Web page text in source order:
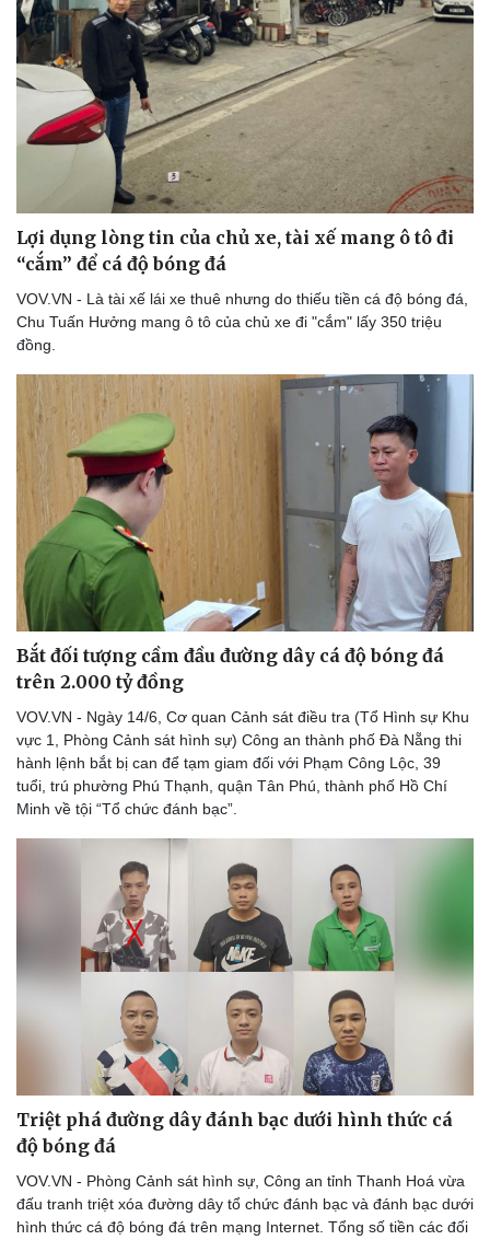
Doanh nghiệp
Thông tin doanh nghiệp
Doanh nghiệp 24h
Vì cộng đồng
Công nghệ
Sành điệu
Tin Công nghệ
Trải nghiệm
Chuyển đổi số
Lợi dụng lòng tin của chủ xe, tài xế mang ô tô đi
“cắm” để cá độ bóng đá
VOV.VN - Là tài xế lái xe thuê nhưng do thiếu tiền cá độ bóng đá,
Chu Tuấn Hưởng mang ô tô của chủ xe đi "cắm" lấy 350 triệu
đồng.
Bắt đối tượng cầm đầu đường dây cá độ bóng đá
trên 2.000 tỷ đồng
VOV.VN - Ngày 14/6, Cơ quan Cảnh sát điều tra (Tổ Hình sự Khu
vực 1, Phòng Cảnh sát hình sự) Công an thành phố Đà Nẵng thi
hành lệnh bắt bị can để tạm giam đối với Phạm Công Lộc, 39
tuổi, trú phường Phú Thạnh, quận Tân Phú, thành phố Hồ Chí
Minh về tội “Tổ chức đánh bạc”.
Triệt phá đường dây đánh bạc dưới hình thức cá
độ bóng đá
VOV.VN - Phòng Cảnh sát hình sự, Công an tỉnh Thanh Hoá vừa
đấu tranh triệt xóa đường dây tổ chức đánh bạc và đánh bạc dưới
hình thức cá độ bóng đá trên mạng Internet. Tổng số tiền các đối